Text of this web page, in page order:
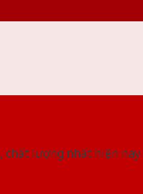
lượng nhất hiện nay